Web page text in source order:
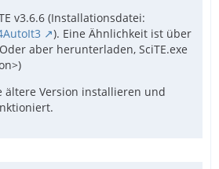
SciteUser.properties habe ich
hierzu ganz entfernt.
v3.6.6 (Installationsdatei:
). Eine Ähnlichkeit ist über
aber herunterladen, SciTE.exe
ältere Version installieren und